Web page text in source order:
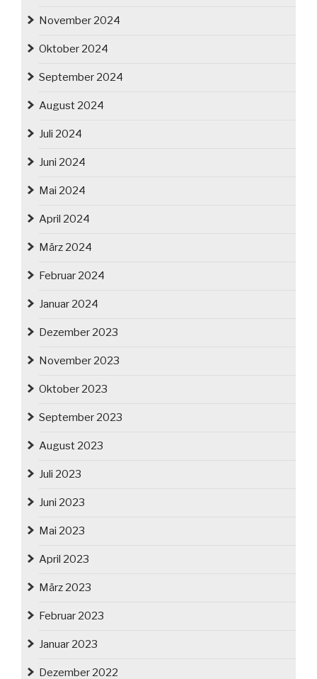
November 2024
Oktober 2024
September 2024
August 2024
Juli 2024
Juni 2024
Mai 2024
April 2024
März 2024
Februar 2024
Januar 2024
Dezember 2023
November 2023
Oktober 2023
September 2023
August 2023
Juli 2023
Juni 2023
Mai 2023
April 2023
März 2023
Februar 2023
Januar 2023
Dezember 2022